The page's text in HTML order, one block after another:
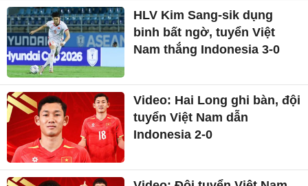
HLV Kim Sang-sik dụng
binh bất ngờ, tuyển Việt
Nam thắng Indonesia 3-0
Video: Hai Long ghi bàn, đội
tuyển Việt Nam dẫn
Indonesia 2-0